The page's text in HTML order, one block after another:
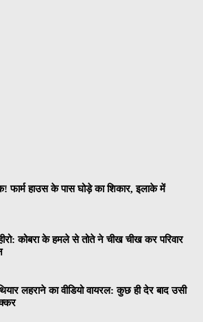
फार्म हाउस के पास घोड़े का शिकार, इलाके में
कोबरा के हमले से तोते ने चीख चीख कर परिवार
लहराने का वीडियो वायरल: कुछ ही देर बाद उसी